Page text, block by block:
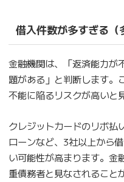
借入件数が多すぎる（
金融機関は、「返済能力が
題がある」と判断します。
不能に陥るリスクが高いと
クレジットカードのリボ払
ローンなど、3社以上から
い可能性が高まります。金
重債務者と見なされること